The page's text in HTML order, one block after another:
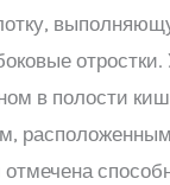
в полости